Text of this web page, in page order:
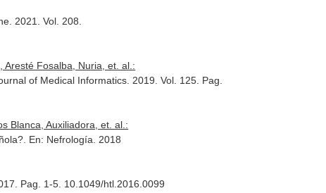
. 2021. Vol. 208.
Aresté Fosalba, Nuria, et. al.:
of Medical Informatics . 2019. Vol. 125. Pag.
Blanca, Auxiliadora, et. al.:
En: Nefrología . 2018
Pag. 1-5. 10.1049/htl.2016.0099